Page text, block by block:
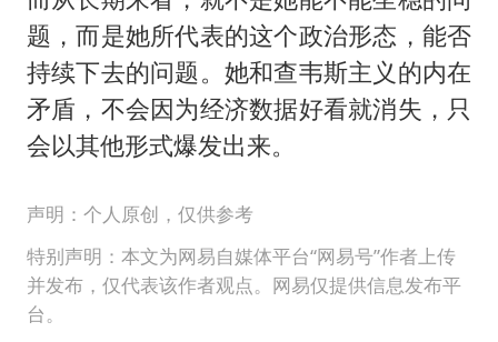
题，而是她所代表的这个政治形态，能否
持续下去的问题。她和查韦斯主义的内在
矛盾，不会因为经济数据好看就消失，只
会以其他形式爆发出来。
声明：个人原创，仅供参考
特别声明：本文为网易自媒体平台“网易号”作者上传
并发布，仅代表该作者观点。网易仅提供信息发布平
台。